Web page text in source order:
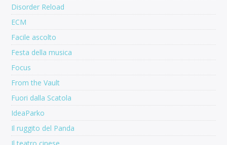
Disorder Reload
ECM
Facile ascolto
Festa della musica
Focus
From the Vault
Fuori dalla Scatola
IdeaParko
Il ruggito del Panda